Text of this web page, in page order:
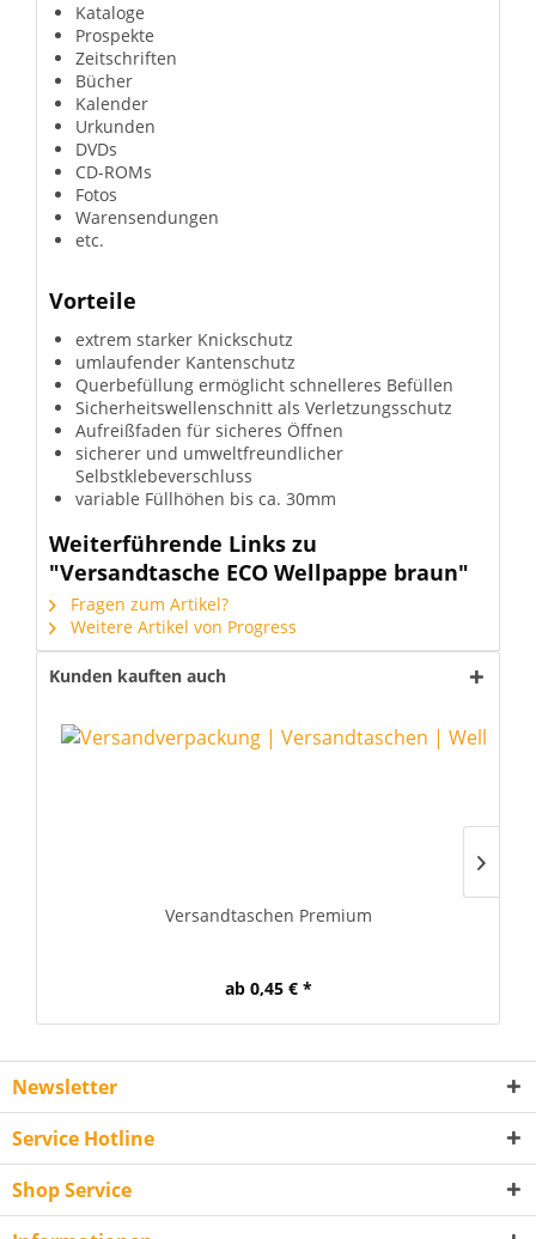
Kataloge
Prospekte
Zeitschriften
Bücher
Kalender
Urkunden
DVDs
CD-ROMs
Fotos
Warensendungen
etc.
Vorteile
extrem starker Knickschutz
umlaufender Kantenschutz
Querbefüllung ermöglicht schnelleres Befüllen
Sicherheitswellenschnitt als Verletzungsschutz
Aufreißfaden für sicheres Öffnen
sicherer und umweltfreundlicher
Selbstklebeverschluss
variable Füllhöhen bis ca. 30mm
Weiterführende Links zu
"Versandtasche ECO Wellpappe braun"
Fragen zum Artikel?
Weitere Artikel von Progress
Kunden kauften auch
Versandtaschen Premium
ab 0,45 € *
Newsletter
Service Hotline
Shop Service